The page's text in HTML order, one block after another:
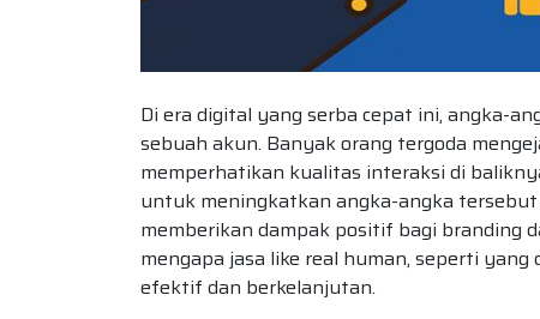
Di era digital yang serba cepat ini, angka-
sebuah akun. Banyak orang tergoda
memperhatikan kualitas interaksi di
untuk meningkatkan angka-angka
memberikan dampak positif bagi branding
mengapa jasa like real human, seperti
efektif dan berkelanjutan.